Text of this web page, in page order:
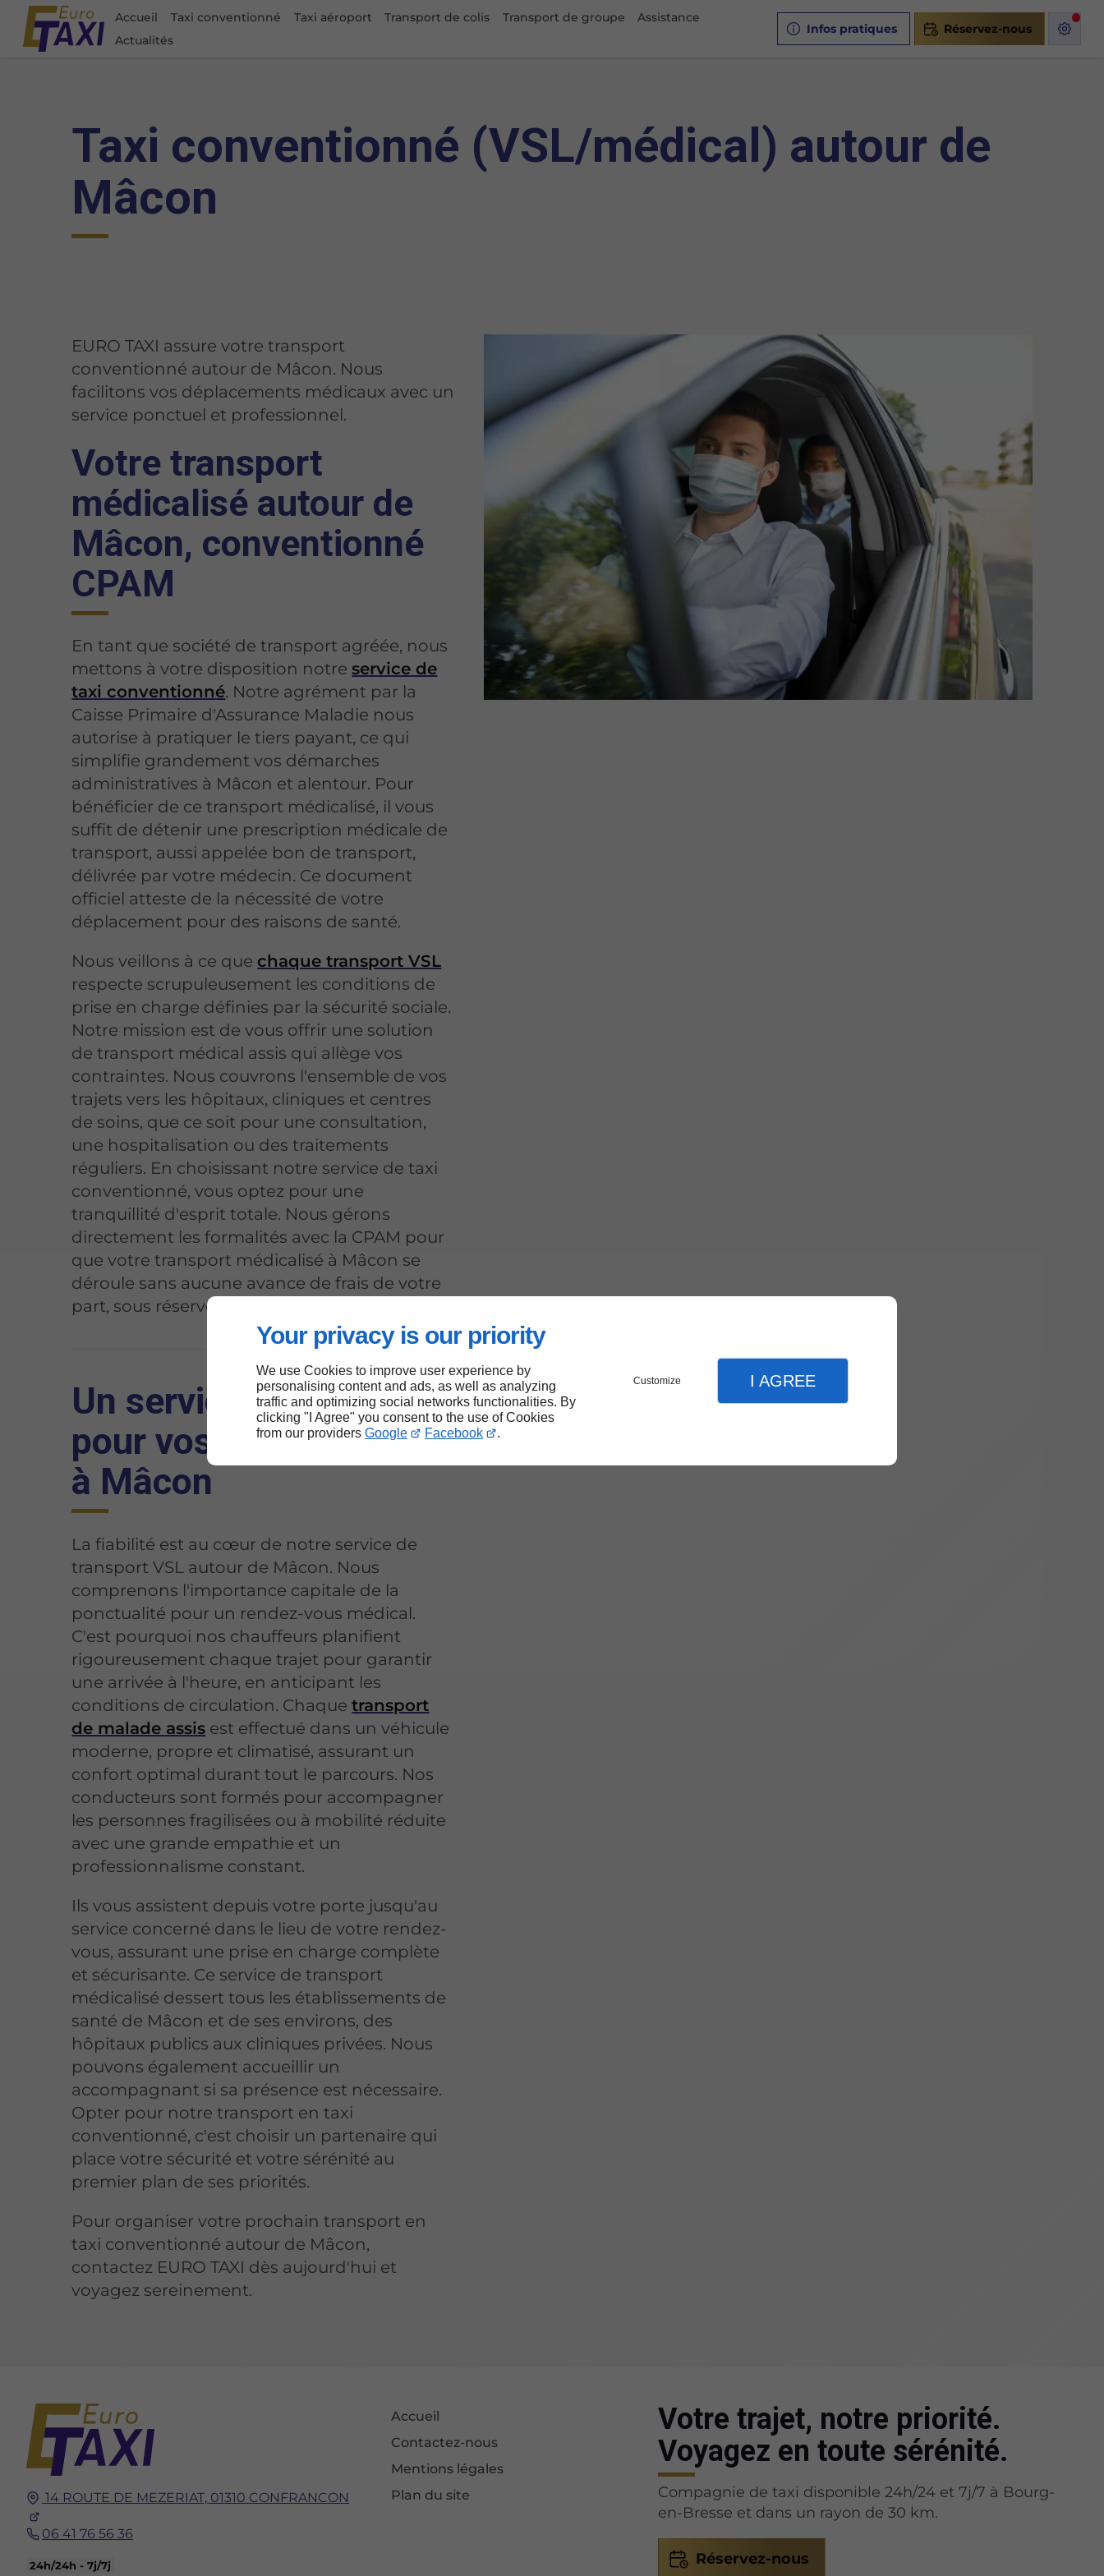
Your privacy is our priority
We use Cookies to improve user experience by
personalising content and ads, as well as analyzing
traffic and optimizing social networks functionalities. By
clicking "I Agree" you consent to the use of Cookies
from our providers Google Facebook .
Customize I AGREE
Accueil Taxi conventionné Taxi aéroport Transport de colis Transport de groupe
Assistance
Actualités
Infos pratiques Réservez-nous
Taxi conventionné (VSL/médical) autour de
Mâcon
EURO TAXI assure votre transport
conventionné autour de Mâcon. Nous
facilitons vos déplacements médicaux avec un
service ponctuel et professionnel.
Votre transport
médicalisé autour de
Mâcon, conventionné
CPAM
En tant que société de transport agréée, nous
mettons à votre disposition notreservice de
taxi conventionné. Notre agrément par la
Caisse Primaire d'Assurance Maladie nous
autorise à pratiquer le tiers payant, ce qui
simplifie grandement vos démarches
administratives à Mâcon et alentour. Pour
bénéficier de ce transport médicalisé, il vous
suffit de détenir une prescription médicale de
transport, aussi appelée bon de transport,
délivrée par votre médecin. Ce document
officiel atteste de la nécessité de votre
déplacement pour des raisons de santé.
Nous veillons à ce que chaque transport VSL
respecte scrupuleusement les conditions de
prise en charge définies par la sécurité sociale.
Notre mission est de vous offrir une solution
de transport médical assis qui allège vos
contraintes. Nous couvrons l'ensemble de vos
trajets vers les hôpitaux, cliniques et centres
de soins, que ce soit pour une consultation,
une hospitalisation ou des traitements
réguliers. En choisissant notre service de taxi
conventionné, vous optez pour une
tranquillité d'esprit totale. Nous gérons
directement les formalités avec la CPAM pour
que votre transport médicalisé à Mâcon se
déroule sans aucune avance de frais de votre
part, sous réserve de vos droits.
Un service VSL fiable
pour vos rendez-vous
à Mâcon
La fiabilité est au cœur de notre service de
transport VSL autour de Mâcon. Nous
comprenons l'importance capitale de la
ponctualité pour un rendez-vous médical.
C'est pourquoi nos chauffeurs planifient
rigoureusement chaque trajet pour garantir
une arrivée à l'heure, en anticipant les
conditions de circulation. Chaquetransport
de malade assis est effectué dans un véhicule
moderne, propre et climatisé, assurant un
confort optimal durant tout le parcours. Nos
conducteurs sont formés pour accompagner
les personnes fragilisées ou à mobilité réduite
avec une grande empathie et un
professionnalisme constant.
Ils vous assistent depuis votre porte jusqu'au
service concerné dans le lieu de votre rendez-
vous, assurant une prise en charge complète
et sécurisante. Ce service de transport
médicalisé dessert tous les établissements de
santé de Mâcon et de ses environs, des
hôpitaux publics aux cliniques privées. Nous
pouvons également accueillir un
accompagnant si sa présence est nécessaire.
Opter pour notre transport en taxi
conventionné, c'est choisir un partenaire qui
place votre sécurité et votre sérénité au
premier plan de ses priorités.
Pour organiser votre prochain transport en
taxi conventionné autour de Mâcon,
contactez EURO TAXI dès aujourd'hui et
voyagez sereinement.
14 ROUTE DE MEZERIAT, 01310 CONFRANCON
06 41 76 56 36
24h/24h - 7j/7j
Accueil
Contactez-nous
Mentions légales
Plan du site
Votre trajet, notre priorité.
Voyagez en toute sérénité.
Compagnie de taxi disponible 24h/24 et 7j/7 à Bourg-
en-Bresse et dans un rayon de 30 km.
Réservez-nous